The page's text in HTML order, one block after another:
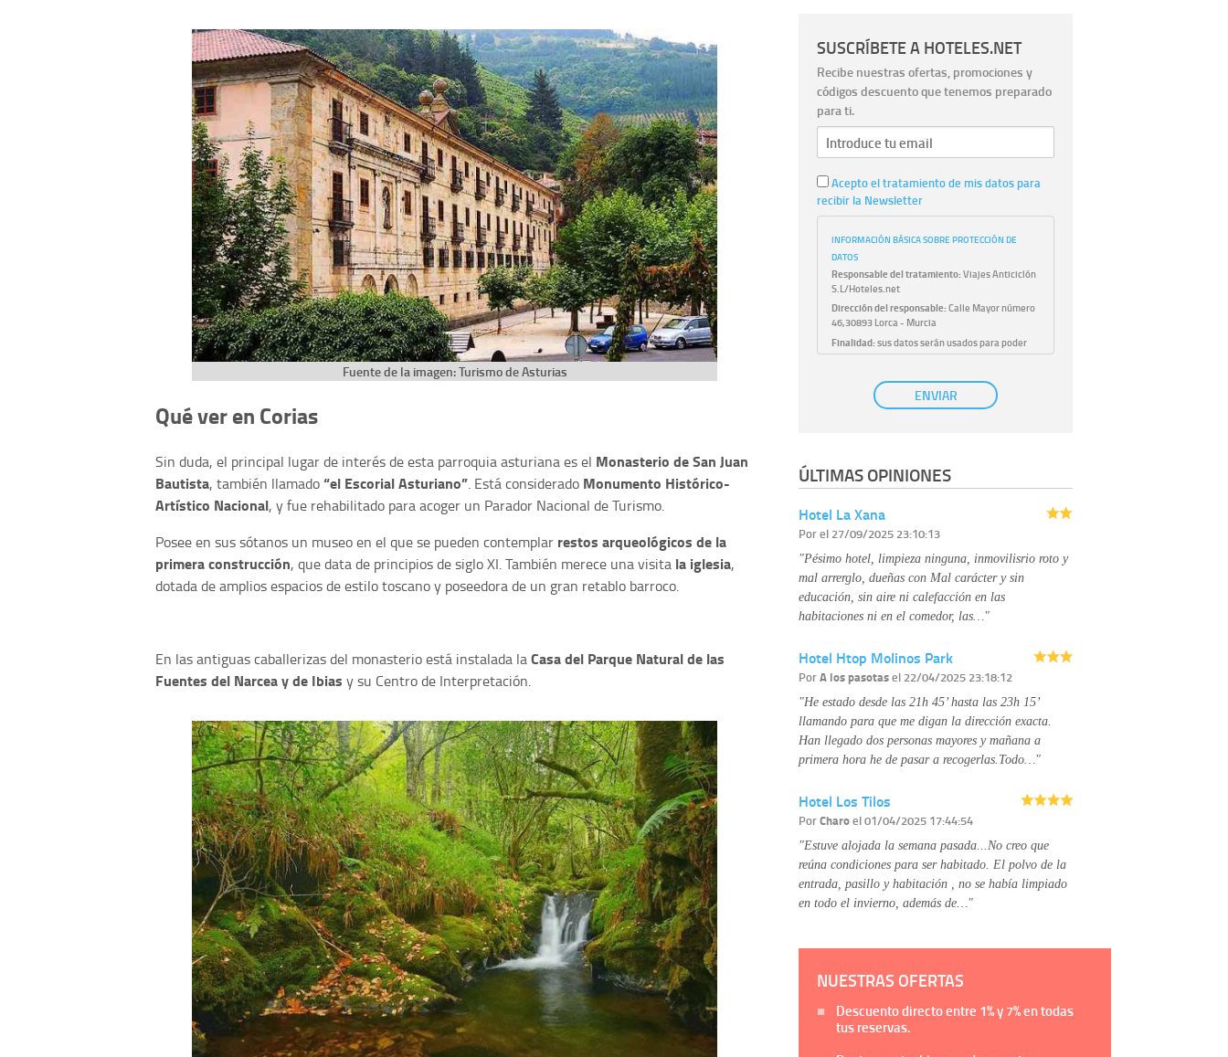
Fuente de la imagen: Turismo de Asturias
Qué ver en Corias
Sin duda, el principal lugar de interés de esta parroquia asturiana es el Monasterio de San Juan
Bautista, también llamado“el Escorial Asturiano”. Está considerado Monumento Histórico-
Artístico Nacional, y fue rehabilitado para acoger un Parador Nacional de Turismo.
Posee en sus sótanos un museo en el que se pueden contemplar restos arqueológicos de la
primera construcción, que data de principios de siglo XI. También merece una visita la iglesia,
dotada de amplios espacios de estilo toscano y poseedora de un gran retablo barroco.
En las antiguas caballerizas del monasterio está instalada laCasa del Parque Natural de las
Fuentes del Narcea y de Ibias y su Centro de Interpretación.
SUSCRÍBETE A HOTELES.NET
Recibe nuestras ofertas, promociones y
códigos descuento que tenemos preparado
para ti.
Acepto el tratamiento de mis datos para
recibir la Newsletter
INFORMACIÓN BÁSICA SOBRE PROTECCIÓN DE
DATOS
Responsable del tratamiento:Viajes Anticiclón
S.L/Hoteles.net
Dirección del responsable:Calle Mayor número
46,30893 Lorca - Murcia
Finalidad:sus datos serán usados para poder
atender sus solicitudes y prestarle nuestros
Publicidad: solo le enviaremos publicidad con su
autorización previa, que podrá facilitarnos
con su consentimiento previo, que podrá
facilitarnos mediante la casilla correspondiente
Destinatarios:
personal de nuestra entidad que esté
conocimiento de la información que le pedimos.
No se comunicarán datos a terceros.
Derechos: tiene derecho a saber qué
información tenemos sobre usted, corregirla y
eliminarla, tal y como se explica en la
página web.
Información complementaria:Puede consultar
tratamos sus datos en lapolítica de privacidad
ENVIAR
ÚLTIMAS OPINIONES
Hotel La Xana
Porel 27/09/2025 23:10:13
"Pésimo hotel, limpieza ninguna, inmovilisrio roto y
mal arrerglo, dueñas con Mal carácter y sin
educación, sin aire ni calefacción en las
habitaciones ni en el comedor, las…"
Hotel Htop Molinos Park
PorA los pasotasel 22/04/2025 23:18:12
"He estado desde las 21h 45’ hasta las 23h 15’
llamando para que me digan la dirección exacta.
Han llegado dos personas mayores y mañana a
primera hora he de pasar a recogerlas.Todo…"
Hotel Los Tilos
PorCharoel 01/04/2025 17:44:54
"Estuve alojada la semana pasada...No creo que
reúna condiciones para ser habitado. El polvo de la
entrada, pasillo y habitación , no se había limpiado
en todo el invierno, además de…"
NUESTRAS OFERTAS
Descuento directo entre 1%y7%en todas
tus reservas.